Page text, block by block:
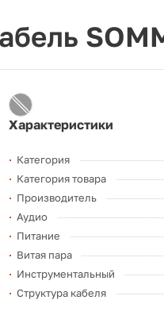
Характеристики
Категория
Категория товара
Производитель
Аудио
Питание
Витая пара
Инструментальный
Структура кабеля